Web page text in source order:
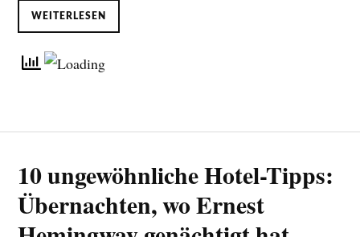
WEITERLESEN
10 ungewöhnliche Hotel-Tipps:
Übernachten, wo Ernest